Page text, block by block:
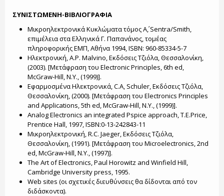
ΣΥΝΙΣΤΩΜΕΝΗ-ΒΙΒΛΙΟΓΡΑΦΙΑ
Μικροηλεκτρονικά Κυκλώματα τόμος Α΄, Sentra/Smith,
επιμέλεια στα Ελληνικά Γ. Παπανάνος, τομέας
πληροφορικής ΕΜΠ, Αθήνα 1994, ISBN: 960-85334-5-7
Ηλεκτρονική, A.P. Malvino, Εκδόσεις Τζιόλα, Θεσσαλονίκη,
(2003). [Μετάφραση του Electronic Principles, 6th ed,
McGraw-Hill, N.Y., (1999)].
Εφαρμοσμένα Ηλεκτρονικά, C.A, Schuler, Εκδόσεις Τζιόλα,
Θεσσαλονίκη, (2000). [Μετάφραση του Electronics Principles
and Applications, 5th ed, McGraw-Hill, N.Y., (1999)].
Analog Electronics an integrated Pspice approach, T.E.Price,
Prentice Hall, 1997, ISBN:0-13-242843-11
Μικροηλεκτρονική, R.C. Jaeger, Εκδόσεις Τζιόλα,
Θεσσαλονίκη, (1991). [Μετάφραση του Microelectronics, 2nd
ed, McGraw-Hill, N.Y., (1997)].
The Art of Electronics, Paul Horowitz and Winfield Hill,
Cambridge University press, 1995.
Web sites (οι σχετικές διευθύνσεις θα δίδονται από τον
διδάσκοντα).